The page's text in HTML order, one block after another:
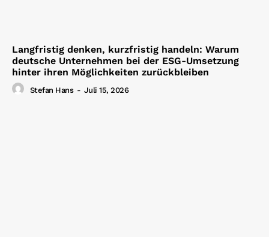
Langfristig denken, kurzfristig handeln: Warum
deutsche Unternehmen bei der ESG-Umsetzung
hinter ihren Möglichkeiten zurückbleiben
Stefan Hans - Juli 15, 2026